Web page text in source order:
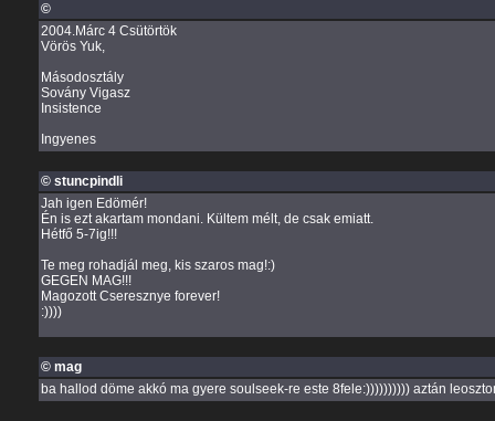
©
2004.Márc 4 Csütörtök
Vörös Yuk,
Másodosztály
Sovány Vigasz
Insistence
Ingyenes
© stuncpindli
Jah igen Edömér!
Én is ezt akartam mondani. Kültem mélt, de csak emiatt.
Hétfő 5-7ig!!!
Te meg rohadjál meg, kis szaros mag!:)
GEGEN MAG!!!
Magozott Cseresznye forever!
:))))
© mag
ba hallod döme akkó ma gyere soulseek-re este 8fele:)))))))))) aztán